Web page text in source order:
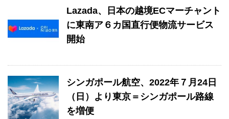
Lazada、日本の越境ECマーチャント
に東南ア６カ国直行便物流サービス
開始
シンガポール航空、2022年７月24日
（日）より東京＝シンガポール路線
を増便